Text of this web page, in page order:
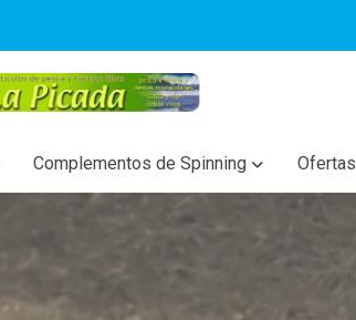
Complementos de Spinning Ofertas